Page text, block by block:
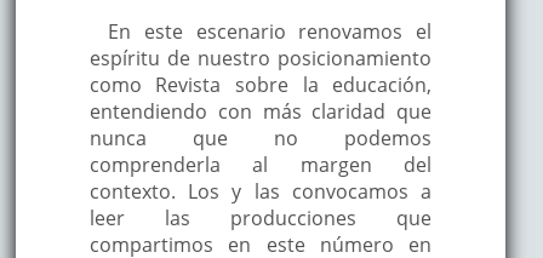
En este escenario renovamos el
espíritu de nuestro posicionamiento
como Revista sobre la educación,
entendiendo con más claridad que
nunca que no podemos
comprenderla al margen del
contexto. Los y las convocamos a
leer las producciones que
compartimos en este número en